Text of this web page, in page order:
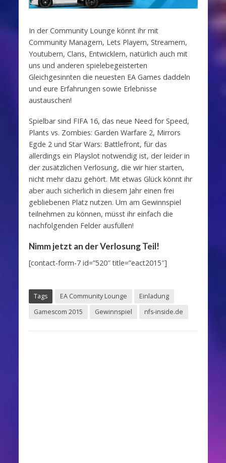
In der Community Lounge könnt ihr mit
Community Managern, Lets Playern, Streamern,
Youtubern, Clans, Entwicklern, natürlich auch mit
uns und anderen spielebegeisterten
Gleichgesinnten die neuesten EA Games daddeln
und eure Erfahrungen sowie Erlebnisse
austauschen!
Spielbar sind FIFA 16, das neue Need for Speed,
Plants vs. Zombies: Garden Warfare 2, Mirrors
Egde 2 und Star Wars: Battlefront, für das
allerdings ein Playslot notwendig ist, der leider in
der zusätzlichen Verlosung, die wir hier starten,
nicht mehr dazu gehört. Mit etwas Glück könnt ihr
aber auch sicherlich in diesem Jahr einen frei
gebliebenen Platz nutzen. Um am Gewinnspiel
teilnehmen zu können, müsst ihr einfach die
nachfolgenden Felder ausfüllen!
Nimm jetzt an der Verlosung Teil!
[contact-form-7 id=”520″ title=”eact2015″]
Tags EA Community Lounge
Einladung
Gamescom 2015
Gewinnspiel nfs-inside.de